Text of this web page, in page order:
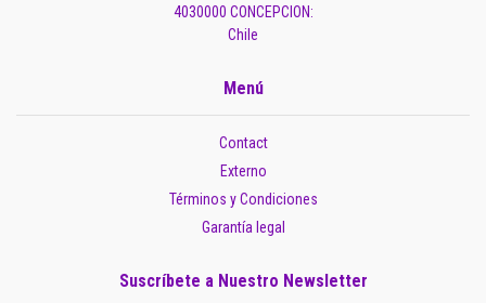
4030000 CONCEPCION:
Chile
Menú
Contact
Externo
Términos y Condiciones
Garantía legal
Suscríbete a Nuestro Newsletter